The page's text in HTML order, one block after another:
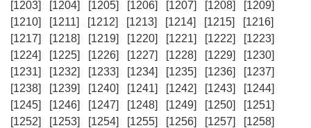
[1203]
[1204] [1205] [1206] [1207] [1208]
[1209]
[1210]
[1211] [1212] [1213] [1214] [1215]
[1216]
[1217]
[1218] [1219] [1220] [1221] [1222]
[1223]
[1224]
[1225] [1226] [1227] [1228] [1229]
[1230]
[1231]
[1232] [1233] [1234] [1235] [1236]
[1237]
[1238]
[1239] [1240] [1241] [1242] [1243]
[1244]
[1245]
[1246] [1247] [1248] [1249] [1250]
[1251]
[1252]
[1253] [1254] [1255] [1256] [1257]
[1258]